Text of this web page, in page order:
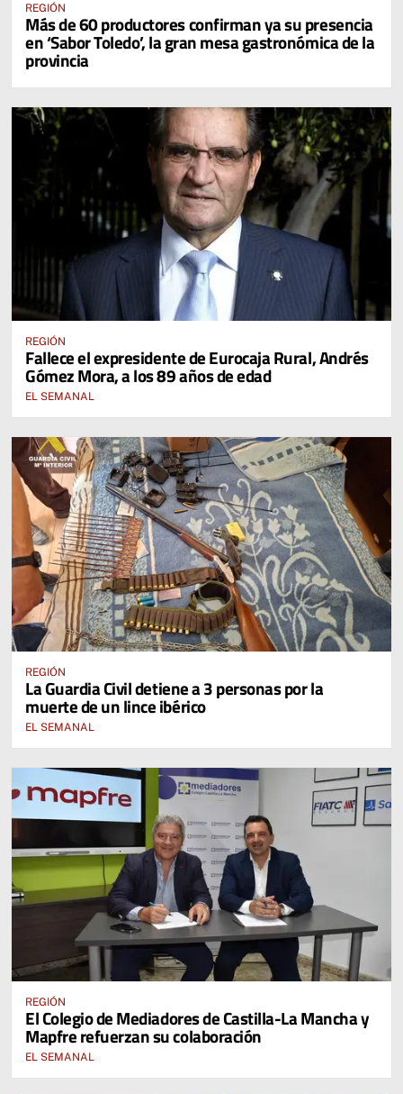
REGIÓN
Más de 60 productores confirman ya su presencia
en ‘Sabor Toledo’, la gran mesa gastronómica de la
provincia
REGIÓN
Fallece el expresidente de Eurocaja Rural, Andrés
Gómez Mora, a los 89 años de edad
EL SEMANAL
REGIÓN
La Guardia Civil detiene a 3 personas por la
muerte de un lince ibérico
EL SEMANAL
REGIÓN
El Colegio de Mediadores de Castilla-La Mancha y
Mapfre refuerzan su colaboración
EL SEMANAL